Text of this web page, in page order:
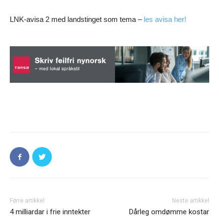
LNK-avisa 2 med landstinget som tema – les avisa her!
Førre artikkel
4 milliardar i frie inntekter
Neste artikkel
Dårleg omdømme kostar